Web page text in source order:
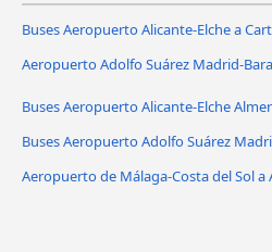
Buses Aeropuerto Alicante-Elche a
Aeropuerto Adolfo Suárez Madrid-
Buses Aeropuerto Alicante-Elche
Buses Aeropuerto Adolfo Suárez
Aeropuerto de Málaga-Costa del Sol a